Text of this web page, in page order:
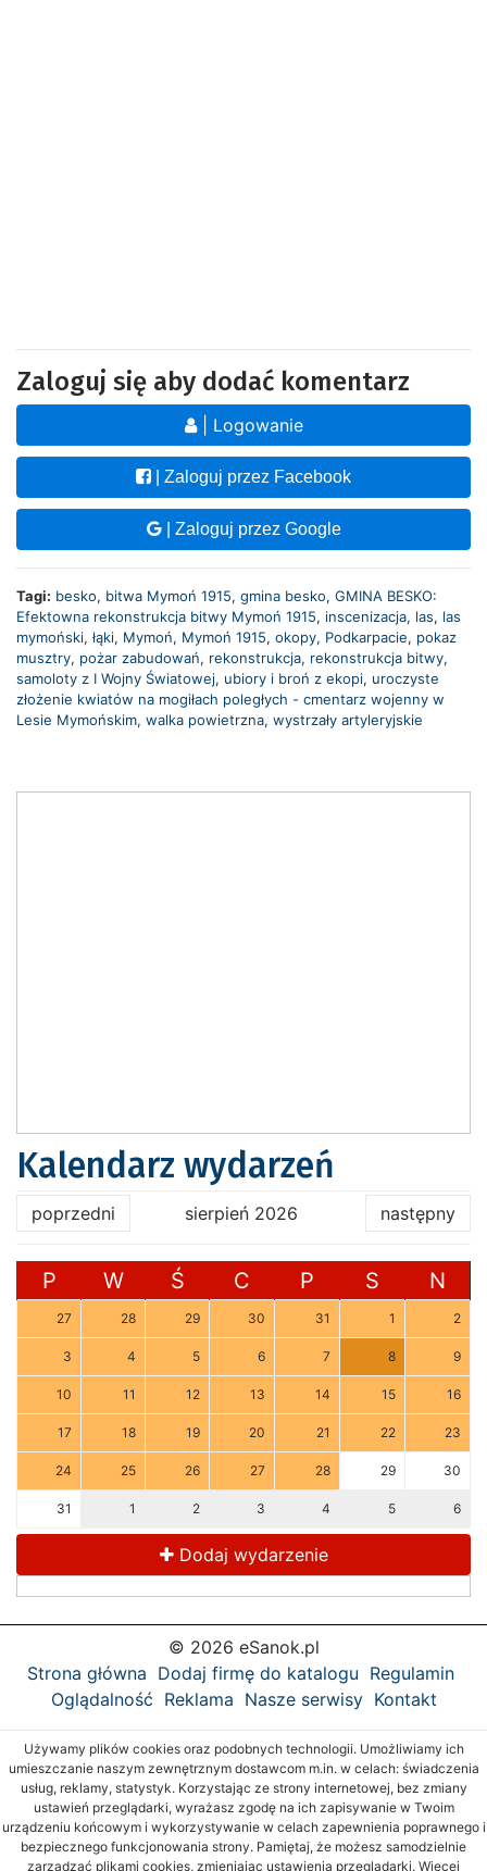
Zaloguj się aby dodać komentarz
| Logowanie
| Zaloguj przez Facebook
| Zaloguj przez Google
Tagi: besko, bitwa Mymoń 1915, gmina besko, GMINA BESKO:
Efektowna rekonstrukcja bitwy Mymoń 1915, inscenizacja, las, las
mymoński, łąki, Mymoń, Mymoń 1915, okopy, Podkarpacie, pokaz
musztry, pożar zabudowań, rekonstrukcja, rekonstrukcja bitwy,
samoloty z I Wojny Światowej, ubiory i broń z ekopi, uroczyste
złożenie kwiatów na mogiłach poległych - cmentarz wojenny w
Lesie Mymońskim, walka powietrzna, wystrzały artyleryjskie
Kalendarz wydarzeń
poprzedni sierpień 2026 następny
P W Ś C P S N
27 28 29 30 31 1 2
3 4 5 6 7 8 9
10 11 12 13 14 15 16
17 18 19 20 21 22 23
24 25 26 27 28 29 30
31 1 2 3 4 5 6
Dodaj wydarzenie
© 2026 eSanok.pl
Strona główna Dodaj firmę do katalogu Regulamin
Oglądalność Reklama Nasze serwisy Kontakt
Używamy plików cookies oraz podobnych technologii. Umożliwiamy ich
umieszczanie naszym zewnętrznym dostawcom m.in. w celach: świadczenia
usług, reklamy, statystyk. Korzystając ze strony internetowej, bez zmiany
ustawień przeglądarki, wyrażasz zgodę na ich zapisywanie w Twoim
urządzeniu końcowym i wykorzystywanie w celach zapewnienia poprawnego i
bezpiecznego funkcjonowania strony. Pamiętaj, że możesz samodzielnie
zarządzać plikami cookies, zmieniając ustawienia przeglądarki. Więcej